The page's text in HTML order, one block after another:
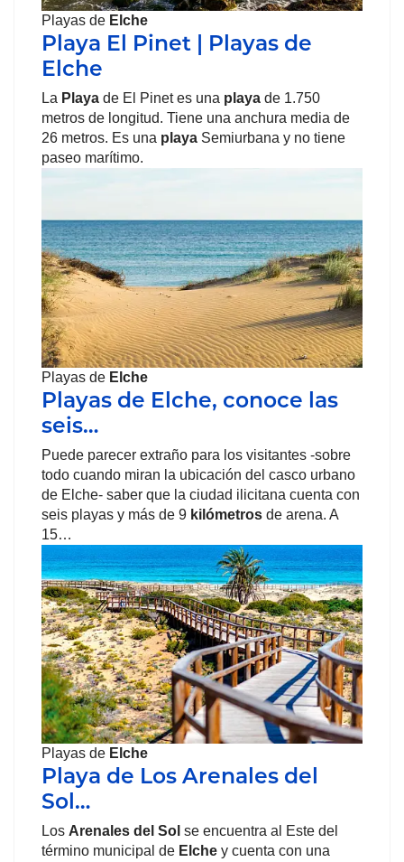
Playas de Elche
Playa El Pinet | Playas de
Elche
La Playa de El Pinet es una playa de 1.750
metros de longitud. Tiene una anchura media de
26 metros. Es una playa Semiurbana y no tiene
paseo marítimo.
Playas de Elche
Playas de Elche, conoce las
seis…
Puede parecer extraño para los visitantes -sobre
todo cuando miran la ubicación del casco urbano
de Elche- saber que la ciudad ilicitana cuenta con
seis playas y más de 9 kilómetros de arena. A
15…
Playas de Elche
Playa de Los Arenales del
Sol…
Los Arenales del Sol se encuentra al Este del
término municipal de Elche y cuenta con una